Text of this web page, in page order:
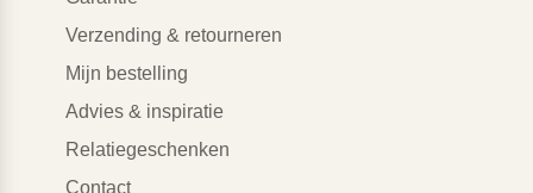
Verzending & retourneren
Mijn bestelling
Advies & inspiratie
Relatiegeschenken
Contact